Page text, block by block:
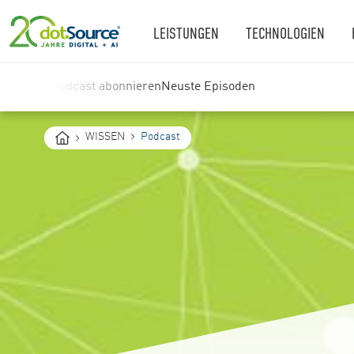
LEISTUNGEN TECHNOLOGIEN
Podcast abonnierenNeuste Episoden
are
WISSEN Podcast